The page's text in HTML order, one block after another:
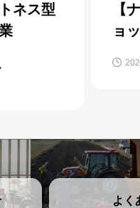
ネス型
【
ョ
よく